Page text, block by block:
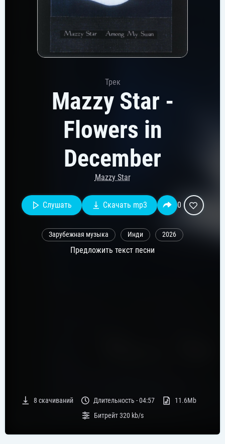
Трек
Mazzy Star -
Flowers in
December
Mazzy Star
Слушать Скачать mp3 0
Зарубежная музыка Инди 2026
Предложить текст песни
8 скачиваний Длительность -04:57
11.6Mb
Битрейт320 kb/s